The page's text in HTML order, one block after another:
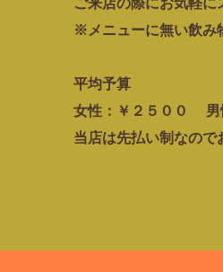
ご来店の際にお気軽
※メニューに無い飲み
平均予算
女性：￥２５００ 男
当店は先払い制なので